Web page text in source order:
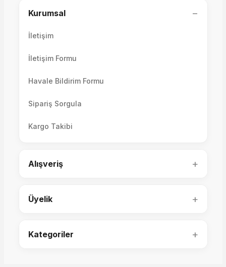
Ütopya TV Ünitesi Alt Blok
Lizbon TV Ünitesi Alt Modül 160'lık
Kurumsal −
İletişim
İletişim Formu
Havale Bildirim Formu
Sipariş Sorgula
Kargo Takibi
Alışveriş +
Üyelik +
Kategoriler +